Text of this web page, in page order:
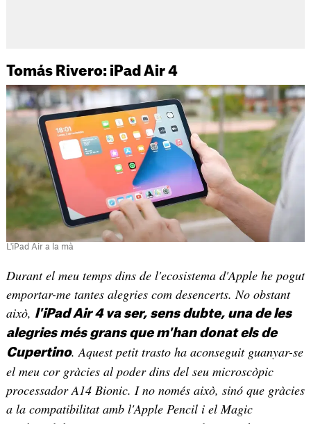
Tomás Rivero: iPad Air 4
L'iPad Air a la mà
Durant el meu temps dins de l'ecosistema d'Apple he pogut
emportar-me tantes alegries com desencerts. No obstant
això, l'iPad Air 4 va ser, sens dubte, una de les
alegries més grans que m'han donat els de
Cupertino. Aquest petit trasto ha aconseguit guanyar-se
el meu cor gràcies al poder dins del seu microscòpic
processador A14 Bionic. I no només això, sinó que gràcies
a la compatibilitat amb l'Apple Pencil i el Magic